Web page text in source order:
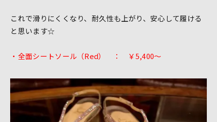
これで滑りにくくなり、耐久性も上がり、安心して履ける
と思います☆
・全面シートソール（Red） ： ￥5,400～